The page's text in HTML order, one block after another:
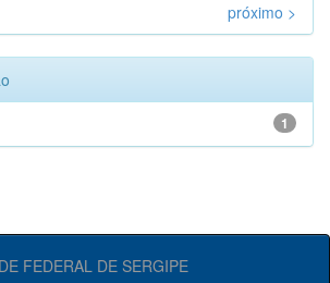
próximo >
1
FEDERAL DE SERGIPE